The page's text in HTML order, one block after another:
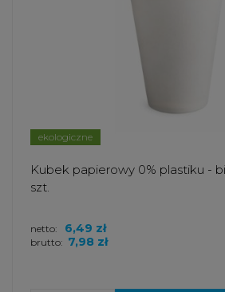
ekologiczne
Kubek papierowy 0% plastiku -
szt.
brutto: 7,98 zł
netto: 6,49 zł